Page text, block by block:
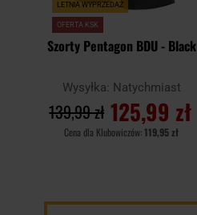
LETNIA WYPRZEDAŻ
OFERTA KSK
Szorty Pentagon BDU - Black
Wysyłka: Natychmiast
125,99 zł
139,99 zł
Cena dla Klubowiczów:119,95 zł